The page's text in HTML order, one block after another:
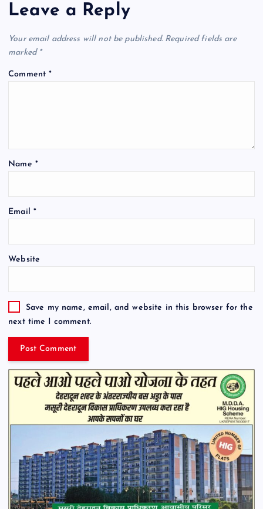
Leave a Reply
Your email address will not be published. Required fields are
marked *
Comment*
Name *
Email *
Website
Save my name, email, and website in this browser for the
next time I comment.